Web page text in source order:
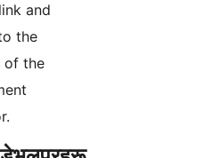
and
the
of the